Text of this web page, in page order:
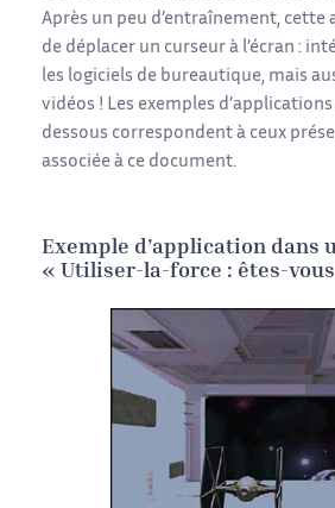
Après un peu d’entraînement,
de déplacer un curseur à l’écran :
les logiciels de bureautique, mais
vidéos ! Les exemples
dessous correspondent à ceux
associée à ce document.
Exemple d’application dans
« Utiliser-la-force : êtes-